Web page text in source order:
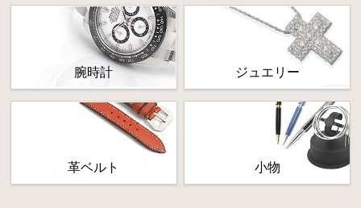
腕時計 ジュエリー
革ベルト 小物